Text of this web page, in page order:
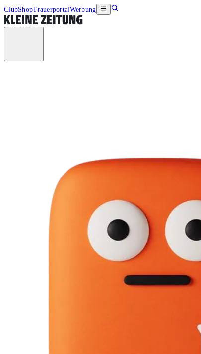
ClubShopTrauerportalWerbung